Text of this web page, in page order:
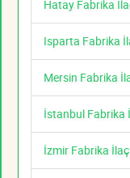
Hatay Fabrika
Isparta Fabrika
Mersin Fabrika
İstanbul Fabrika
İzmir Fabrika